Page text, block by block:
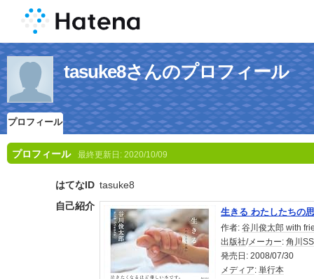
tasuke8さんのプロフィール
プロフィール
プロフィール 最終更新日: 2020/10/09
はてなID tasuke8
自己紹介
生きる わたしたちの
作者: 谷川俊太郎 with
出版社/ メーカー: 角川
発売日: 2008/07/30
メディア: 単行本